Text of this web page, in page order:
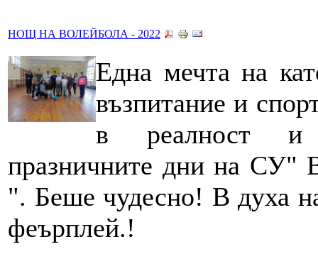
НОЩ НА ВОЛЕЙБОЛА - 2022
Една мечта на
възпитание и
в реалност и
празничните дни на СУ"
". Беше чудесно! В духа
феърплей.!